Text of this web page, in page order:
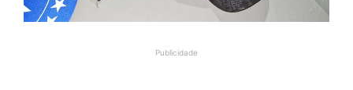
Publicidade